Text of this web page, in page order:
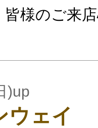
皆様のご来
)up
ウェイ